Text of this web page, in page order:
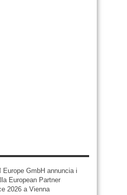
Europe GmbH annuncia i
European Partner
2026 a Vienna